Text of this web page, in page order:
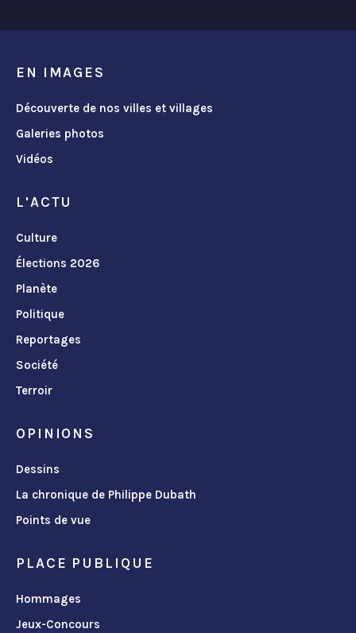
EN IMAGES
Découverte de nos villes et villages
Galeries photos
Vidéos
L'ACTU
Culture
Élections 2026
Planète
Politique
Reportages
Société
Terroir
OPINIONS
Dessins
La chronique de Philippe Dubath
Points de vue
PLACE PUBLIQUE
Hommages
Jeux-Concours